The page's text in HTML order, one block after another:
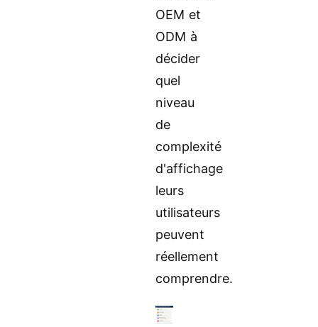
OEM et
ODM à
décider
quel
niveau
de
complexité
d'affichage
leurs
utilisateurs
peuvent
réellement
comprendre.